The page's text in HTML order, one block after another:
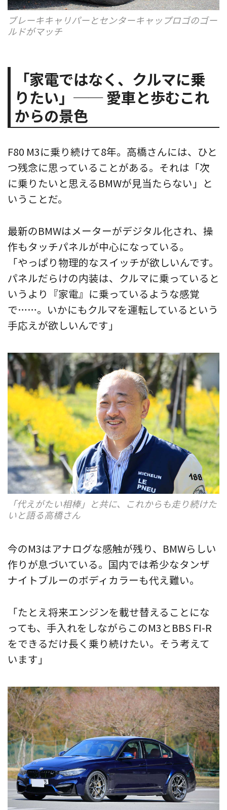
ブレーキキャリパーとセンターキャップロゴのゴー
ルドがマッチ
「家電ではなく、クルマに乗
りたい」── 愛車と歩むこれ
からの景色
F80 M3に乗り続けて8年。高橋さんには、ひと
つ残念に思っていることがある。それは「次
に乗りたいと思えるBMWが見当たらない」と
いうことだ。
最新のBMWはメーターがデジタル化され、操
作もタッチパネルが中心になっている。
「やっぱり物理的なスイッチが欲しいんです。
パネルだらけの内装は、クルマに乗っていると
いうより『家電』に乗っているような感覚
で……。いかにもクルマを運転しているという
手応えが欲しいんです」
「代えがたい相棒」と共に、これからも走り続けた
いと語る高橋さん
今のM3はアナログな感触が残り、BMWらしい
作りが息づいている。国内では希少なタンザ
ナイトブルーのボディカラーも代え難い。
「たとえ将来エンジンを載せ替えることにな
っても、手入れをしながらこのM3とBBS FI-R
をできるだけ長く乗り続けたい。そう考えて
います」